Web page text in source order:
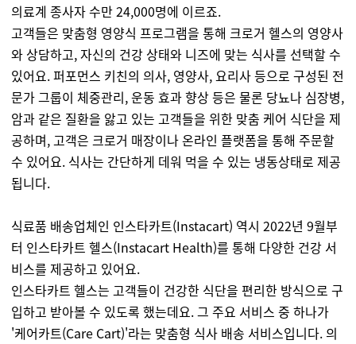
의료계 종사자 수만 24,000명에 이르죠.
고객들은 맞춤형 영양식 프로그램을 통해 크로거 헬스의 영양사
와 상담하고, 자신의 건강 상태와 니즈에 맞는 식사를 선택할 수
있어요. 퍼포먼스 키친의 의사, 영양사, 요리사 등으로 구성된 전
문가 그룹이 체중관리, 운동 효과 향상 등은 물론 당뇨나 심장병,
암과 같은 질환을 앓고 있는 고객들을 위한 맞춤 케어 식단을 제
공하며, 고객은 크로거 매장이나 온라인 플랫폼을 통해 주문할
수 있어요. 식사는 간단하게 데워 먹을 수 있는 냉동상태로 제공
됩니다.
식료품 배송업체인 인스타카트(Instacart) 역시 2022년 9월부
터 인스타카트 헬스(Instacart Health)를 통해 다양한 건강 서
비스를 제공하고 있어요.
인스타카트 헬스는 고객들이 건강한 식단을 편리한 방식으로 구
입하고 받아볼 수 있도록 했는데요. 그 주요 서비스 중 하나가
'케어카트(Care Cart)'라는 맞춤형 식사 배송 서비스입니다. 의